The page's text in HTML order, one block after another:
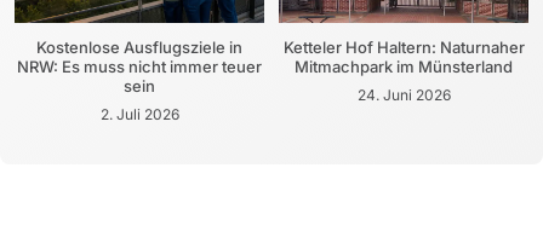
Kostenlose Ausflugsziele in
NRW: Es muss nicht immer teuer
sein
2. Juli 2026
Ketteler Hof Haltern: Naturnaher
Mitmachpark im Münsterland
24. Juni 2026